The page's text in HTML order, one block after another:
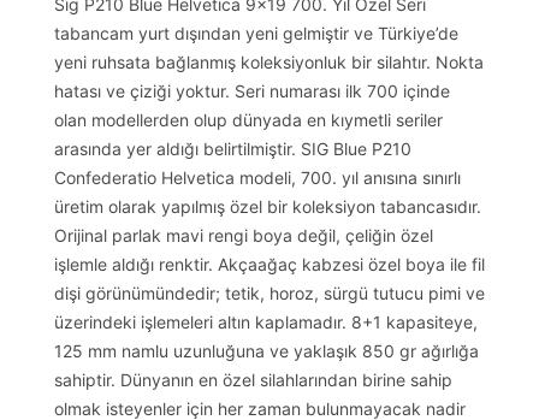
tabancam yurt dışından yeni gelmiştir ve Türkiye’de
yeni ruhsata bağlanmış koleksiyonluk bir silahtır. Nokta
hatası ve çiziği yoktur. Seri numarası ilk 700 içinde
olan modellerden olup dünyada en kıymetli seriler
arasında yer aldığı belirtilmiştir. SIG Blue P210
Confederatio Helvetica modeli, 700. yıl anısına sınırlı
üretim olarak yapılmış özel bir koleksiyon tabancasıdır.
Orijinal parlak mavi rengi boya değil, çeliğin özel
işlemle aldığı renktir. Akçaağaç kabzesi özel boya ile fil
dişi görünümündedir; tetik, horoz, sürgü tutucu pimi ve
üzerindeki işlemeleri altın kaplamadır. 8+1 kapasiteye,
125 mm namlu uzunluğuna ve yaklaşık 850 gr ağırlığa
sahiptir. Dünyanın en özel silahlarından birine sahip
olmak isteyenler için her zaman bulunmayacak nadir